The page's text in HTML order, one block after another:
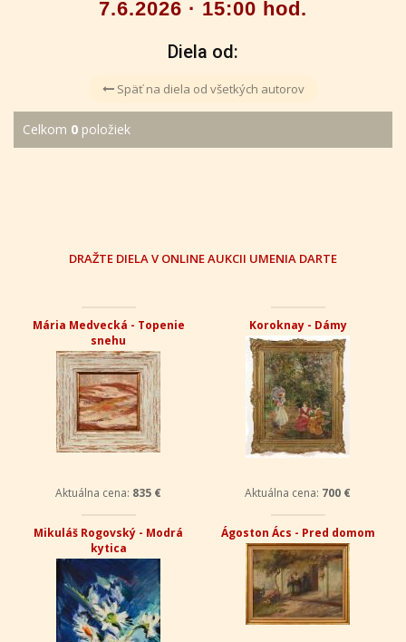
7.6.2026 · 15:00 hod.
Diela od:
Späť na diela od všetkých autorov
Celkom 0 položiek
DRAŽTE DIELA V ONLINE AUKCII UMENIA DARTE
Mária Medvecká - Topenie
snehu
Aktuálna cena: 835 €
Koroknay - Dámy
Aktuálna cena: 700 €
Mikuláš Rogovský - Modrá
kytica
Ágoston Ács - Pred domom